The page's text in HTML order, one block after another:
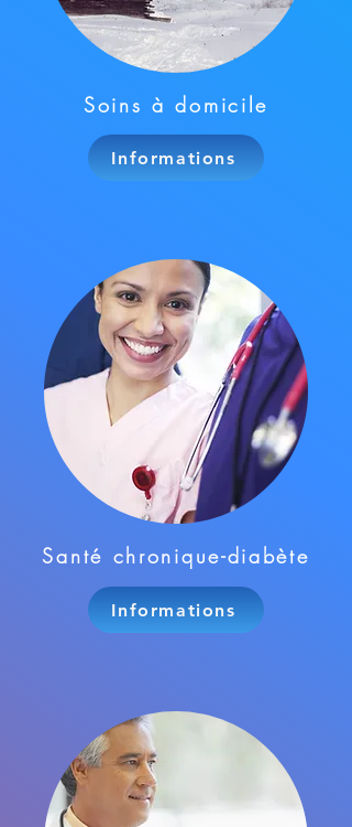
Soins à domicile
Informations
Santé chronique-diabète
Informations